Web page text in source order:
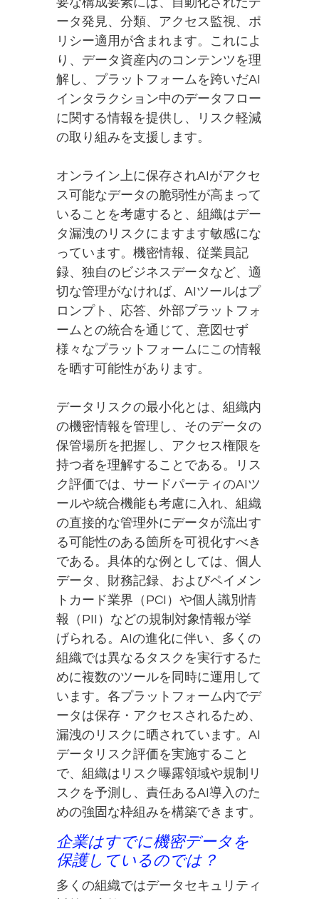
ータ発見、分類、アクセス監視、ポ
リシー適用が含まれます。これによ
り、データ資産内のコンテンツを理
解し、プラットフォームを跨いだAI
インタラクション中のデータフロー
に関する情報を提供し、リスク軽減
の取り組みを支援します。
オンライン上に保存されAIがアクセ
ス可能なデータの脆弱性が高まって
いることを考慮すると、組織はデー
タ漏洩のリスクにますます敏感にな
っています。機密情報、従業員記
録、独自のビジネスデータなど、適
切な管理がなければ、AIツールはプ
ロンプト、応答、外部プラットフォ
ームとの統合を通じて、意図せず
様々なプラットフォームにこの情報
を晒す可能性があります。
データリスクの最小化とは、組織内
の機密情報を管理し、そのデータの
保管場所を把握し、アクセス権限を
持つ者を理解することである。リス
ク評価では、サードパーティのAIツ
ールや統合機能も考慮に入れ、組織
の直接的な管理外にデータが流出す
る可能性のある箇所を可視化すべき
である。具体的な例としては、個人
データ、財務記録、およびペイメン
トカード業界（PCI）や個人識別情
報（PII）などの規制対象情報が挙
げられる。AIの進化に伴い、多くの
組織では異なるタスクを実行するた
めに複数のツールを同時に運用して
います。各プラットフォーム内でデ
ータは保存・アクセスされるため、
漏洩のリスクに晒されています。AI
データリスク評価を実施すること
で、組織はリスク曝露領域や規制リ
スクを予測し、責任あるAI導入のた
めの強固な枠組みを構築できます。
企業はすでに機密データを
保護しているのでは？
多くの組織ではデータセキュリティ